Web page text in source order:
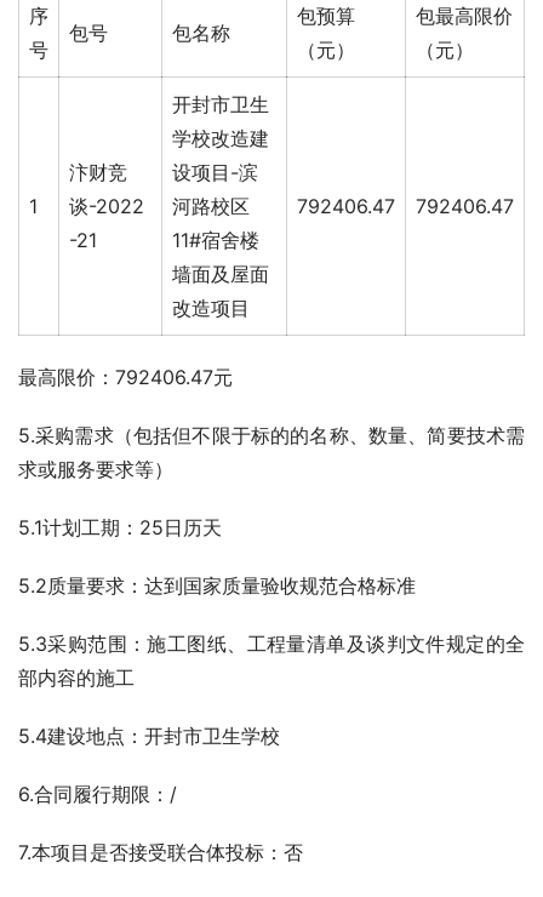
序
号
包号 包名称
包预算
（元）
包最高限价
（元）
1
汴财竞
谈-2022
-21
开封市卫生
学校改造建
设项目-滨
河路校区
11#宿舍楼
墙面及屋面
改造项目
792406.47 792406.47
最高限价：792406.47元
5.采购需求（包括但不限于标的的名称、数量、简要技术需
求或服务要求等）
5.1计划工期：25日历天
5.2质量要求：达到国家质量验收规范合格标准
5.3采购范围：施工图纸、工程量清单及谈判文件规定的全
部内容的施工
5.4建设地点：开封市卫生学校
6.合同履行期限：/
7.本项目是否接受联合体投标：否